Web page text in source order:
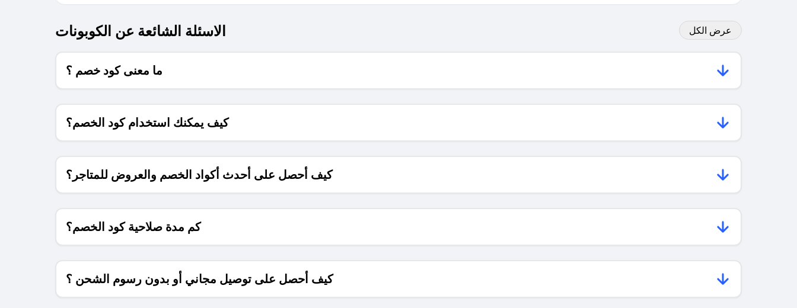
الاسئلة الشائعة عن الكوبونات عرض الكل
ما معنى كود خصم ؟
كيف يمكنك استخدام كود الخصم؟
كيف أحصل على أحدث أكواد الخصم والعروض للمتاجر؟
كم مدة صلاحية كود الخصم؟
كيف أحصل على توصيل مجاني أو بدون رسوم الشحن ؟